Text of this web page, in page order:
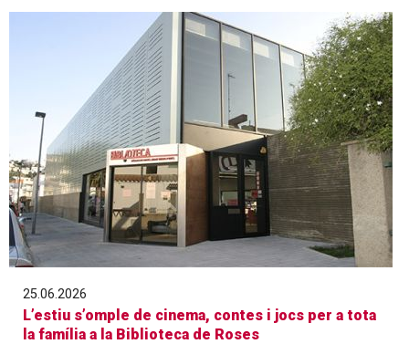
25.06.2026
L’estiu s’omple de cinema, contes i jocs per a tota
la família a la Biblioteca de Roses